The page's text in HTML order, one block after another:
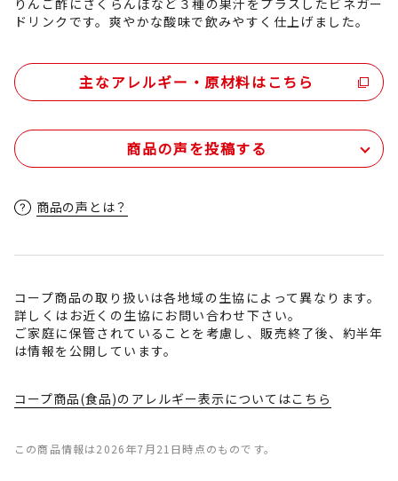
りんご酢にさくらんぼなど３種の果汁をプラスしたビネガー
ドリンクです。爽やかな酸味で飲みやすく仕上げました。
主なアレルギー・原材料はこちら
商品の声を投稿する
商品の声とは？
コープ商品の取り扱いは各地域の生協によって異なります。
詳しくはお近くの生協にお問い合わせ下さい。
ご家庭に保管されていることを考慮し、販売終了後、約半年
は情報を公開しています。
コープ商品(食品)のアレルギー表示についてはこちら
この商品情報は2026年7月21日時点のものです。